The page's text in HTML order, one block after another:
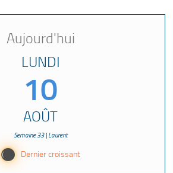
Aujourd'hui
LUNDI
10
AOÛT
Semaine 33 | Laurent
Y Dernier croissant